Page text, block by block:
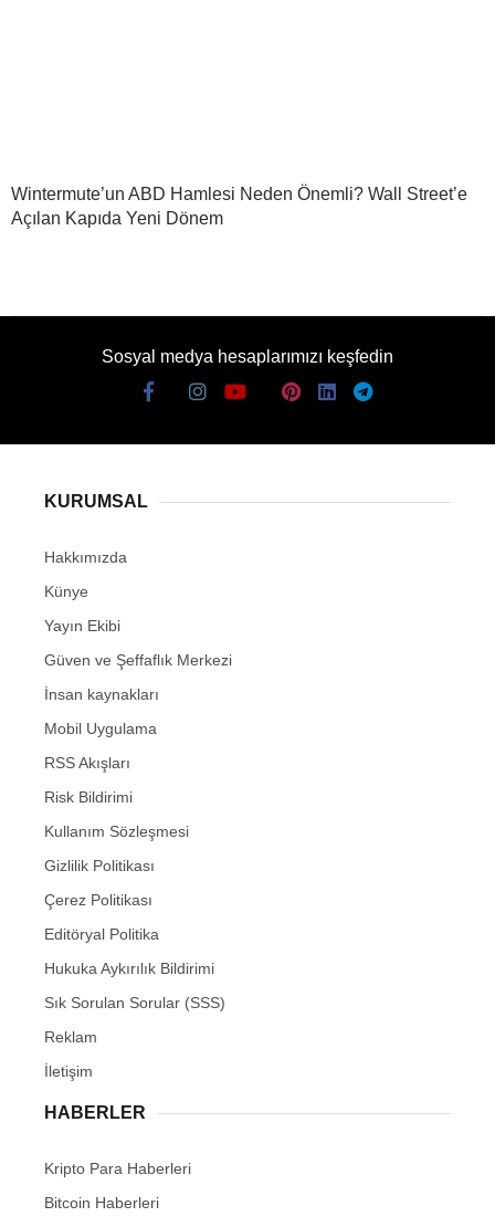
Wintermute’un ABD Hamlesi Neden Önemli? Wall Street’e
Açılan Kapıda Yeni Dönem
Sosyal medya hesaplarımızı keşfedin
KURUMSAL
Hakkımızda
Künye
Yayın Ekibi
Güven ve Şeffaflık Merkezi
İnsan kaynakları
Mobil Uygulama
RSS Akışları
Risk Bildirimi
Kullanım Sözleşmesi
Gizlilik Politikası
Çerez Politikası
Editöryal Politika
Hukuka Aykırılık Bildirimi
Sık Sorulan Sorular (SSS)
Reklam
İletişim
HABERLER
Kripto Para Haberleri
Bitcoin Haberleri